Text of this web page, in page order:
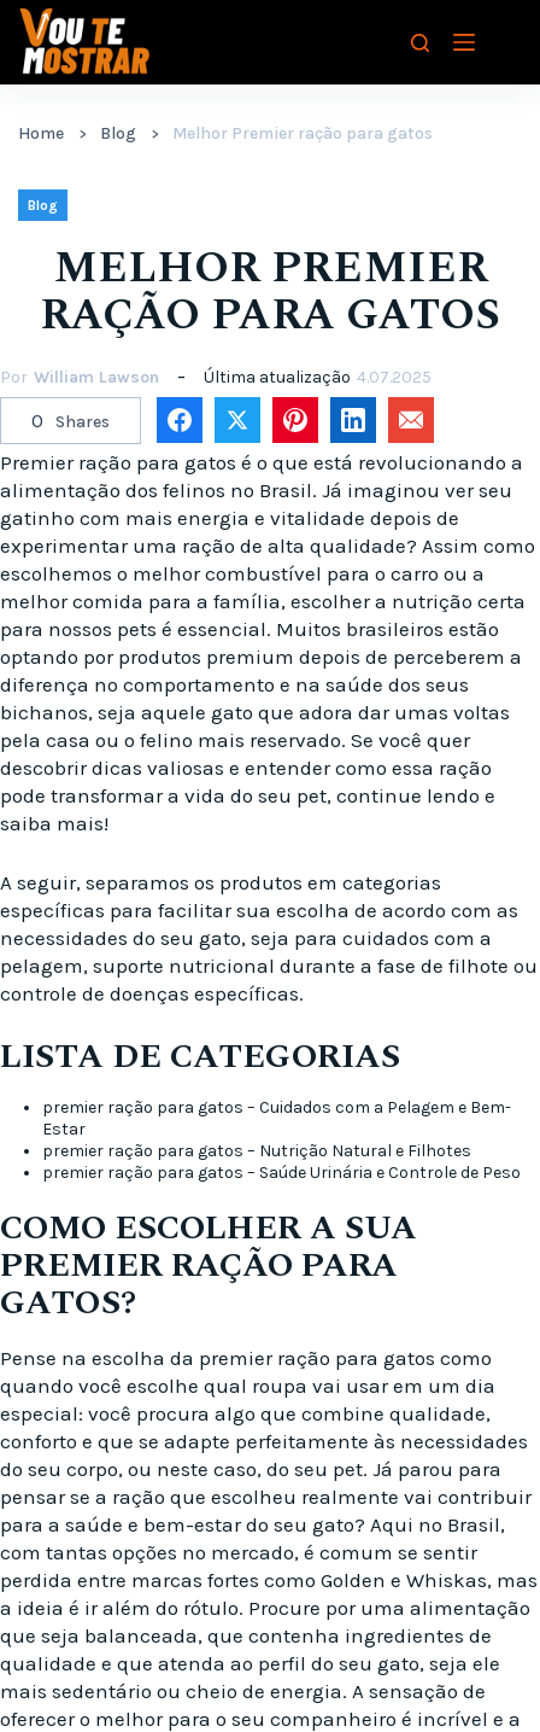
Pular
para
Home Blog Melhor Premier ração para gatos
Blog
MELHOR PREMIER
RAÇÃO PARA GATOS
Por William Lawson Última atualização 4.07.2025
0 Shares
Premier ração para gatos é o que está revolucionando a
alimentação dos felinos no Brasil. Já imaginou ver seu
gatinho com mais energia e vitalidade depois de
experimentar uma ração de alta qualidade? Assim como
escolhemos o melhor combustível para o carro ou a
melhor comida para a família, escolher a nutrição certa
para nossos pets é essencial. Muitos brasileiros estão
optando por produtos premium depois de perceberem a
diferença no comportamento e na saúde dos seus
bichanos, seja aquele gato que adora dar umas voltas
pela casa ou o felino mais reservado. Se você quer
descobrir dicas valiosas e entender como essa ração
pode transformar a vida do seu pet, continue lendo e
saiba mais!
A seguir, separamos os produtos em categorias
específicas para facilitar sua escolha de acordo com as
necessidades do seu gato, seja para cuidados com a
pelagem, suporte nutricional durante a fase de filhote ou
controle de doenças específicas.
LISTA DE CATEGORIAS
premier ração para gatos – Cuidados com a Pelagem e Bem-
Estar
premier ração para gatos – Nutrição Natural e Filhotes
premier ração para gatos – Saúde Urinária e Controle de Peso
COMO ESCOLHER A SUA
PREMIER RAÇÃO PARA
GATOS?
Pense na escolha da premier ração para gatos como
quando você escolhe qual roupa vai usar em um dia
especial: você procura algo que combine qualidade,
conforto e que se adapte perfeitamente às necessidades
do seu corpo, ou neste caso, do seu pet. Já parou para
pensar se a ração que escolheu realmente vai contribuir
para a saúde e bem-estar do seu gato? Aqui no Brasil,
com tantas opções no mercado, é comum se sentir
perdida entre marcas fortes como Golden e Whiskas, mas
a ideia é ir além do rótulo. Procure por uma alimentação
que seja balanceada, que contenha ingredientes de
qualidade e que atenda ao perfil do seu gato, seja ele
mais sedentário ou cheio de energia. A sensação de
oferecer o melhor para o seu companheiro é incrível e a